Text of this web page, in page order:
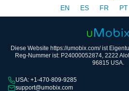
EN
ES FR PT
Diese Website https://umobix.com/ ist
Reg-Nummer ist: P24000052874, 2222
96815 USA.
USA: +1-470-809-9285
support@umobix.com